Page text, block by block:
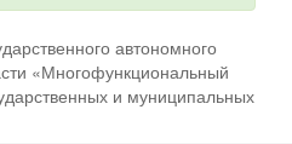
автономного
«Многофункциональный
и муниципальных